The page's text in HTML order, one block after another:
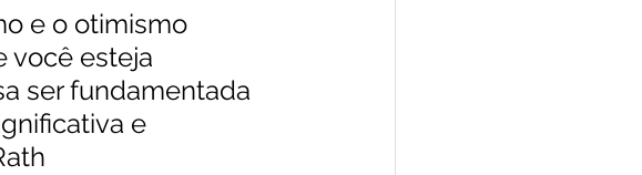
e o otimismo
você esteja
ser fundamentada
e